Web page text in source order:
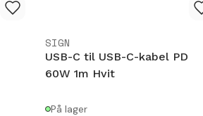
SIGN
USB-C til USB-C-kabel PD
60W 1m Hvit
På lager